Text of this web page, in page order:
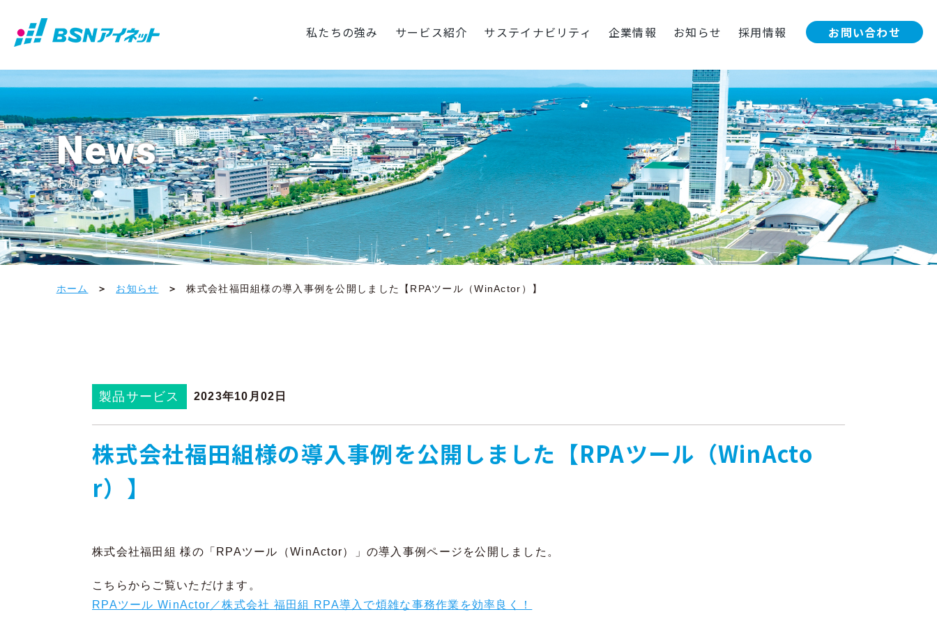
私たちの強み サービス紹介 サステイナビリティ 企業情報 お知らせ 採用情報 お問い合わせ
News
お知らせ
ホーム お知らせ 株式会社福田組様の導入事例を公開しました【RPAツール（WinActor）】
製品サービス 2023年10月02日
株式会社福田組様の導入事例を公開しました【RPAツール（WinActo
r）】
株式会社福田組 様の「RPAツール（WinActor）」の導入事例ページを公開しました。
こちらからご覧いただけます。
RPAツール WinActor／株式会社 福田組 RPA導入で煩雑な事務作業を効率良く！